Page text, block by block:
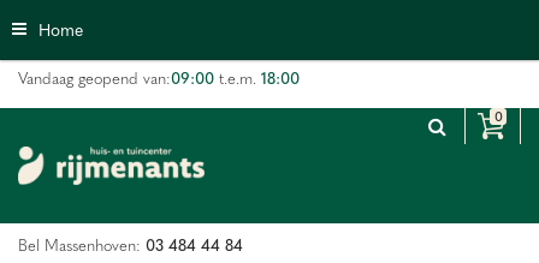
n
n
Home
Vandaag geopend van:09:00 t.e.m. 18:00
Bel Massenhoven: 03 484 44 84